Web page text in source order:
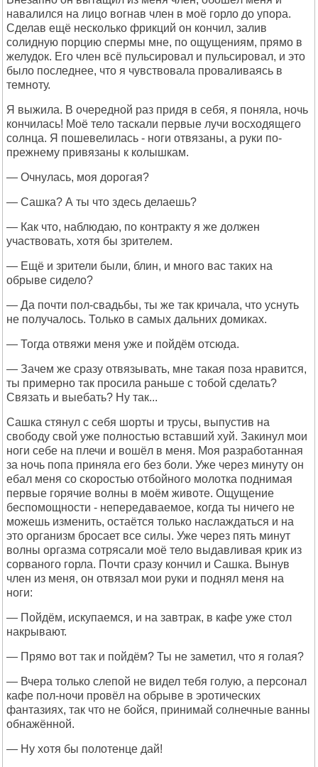
навалился на лицо вогнав член в моё горло до упора.
Сделав ещё несколько фрикций он кончил, залив
солидную порцию спермы мне, по ощущениям, прямо в
желудок. Его член всё пульсировал и пульсировал, и это
было последнее, что я чувствовала проваливаясь в
темноту.
Я выжила. В очередной раз придя в себя, я поняла, ночь
кончилась! Моё тело таскали первые лучи восходящего
солнца. Я пошевелилась - ноги отвязаны, а руки по-
прежнему привязаны к колышкам.
— Очнулась, моя дорогая?
— Сашка? А ты что здесь делаешь?
— Как что, наблюдаю, по контракту я же должен
участвовать, хотя бы зрителем.
— Ещё и зрители были, блин, и много вас таких на
обрыве сидело?
— Да почти пол-свадьбы, ты же так кричала, что уснуть
не получалось. Только в самых дальних домиках.
— Тогда отвяжи меня уже и пойдём отсюда.
— Зачем же сразу отвязывать, мне такая поза нравится,
ты примерно так просила раньше с тобой сделать?
Связать и выебать? Ну так...
Сашка стянул с себя шорты и трусы, выпустив на
свободу свой уже полностью вставший хуй. Закинул мои
ноги себе на плечи и вошёл в меня. Моя разработанная
за ночь попа приняла его без боли. Уже через минуту он
ебал меня со скоростью отбойного молотка поднимая
первые горячие волны в моём животе. Ощущение
беспомощности - непередаваемое, когда ты ничего не
можешь изменить, остаётся только наслаждаться и на
это организм бросает все силы. Уже через пять минут
волны оргазма сотрясали моё тело выдавливая крик из
сорваного горла. Почти сразу кончил и Сашка. Вынув
член из меня, он отвязал мои руки и поднял меня на
ноги:
— Пойдём, искупаемся, и на завтрак, в кафе уже стол
накрывают.
— Прямо вот так и пойдём? Ты не заметил, что я голая?
— Вчера только слепой не видел тебя голую, а персонал
кафе пол-ночи провёл на обрыве в эротических
фантазиях, так что не бойся, принимай солнечные ванны
обнажённой.
— Ну хотя бы полотенце дай!